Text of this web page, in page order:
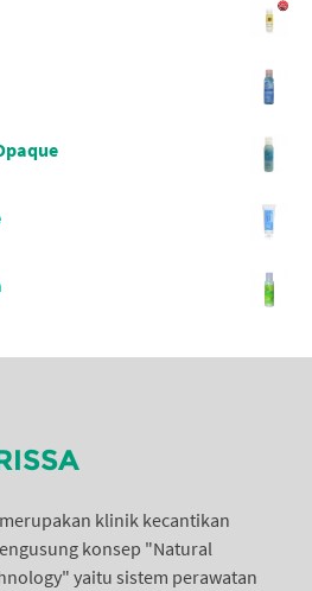
klinik kecantikan
konsep "Natural
yaitu sistem perawatan